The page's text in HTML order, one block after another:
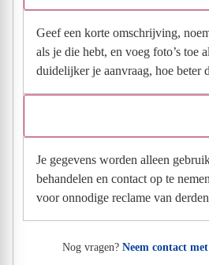
Geef een korte omschrijving,
als je die hebt, en voeg foto’s toe
duidelijker je aanvraag, hoe beter
Je gegevens worden alleen
behandelen en contact op te
voor onnodige reclame van
Nog vragen? Neem contact